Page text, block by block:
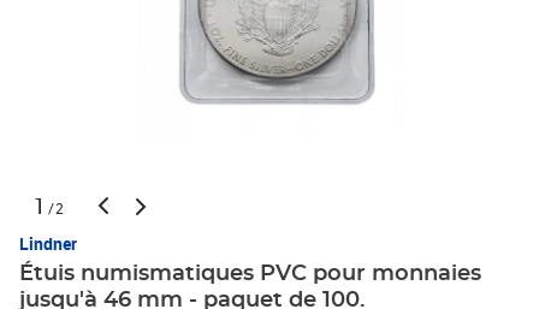
1 /2
Lindner
Étuis numismatiques PVC pour monnaies
jusqu'à 46 mm - paquet de 100.